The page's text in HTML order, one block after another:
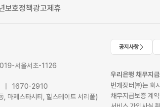
보호정책광고제휴
서울서초-1126
| 1670-2910
마제스타시티, 힐스테이트 서리풀)
공지사항
우리은행 채무지
번개장터㈜는 회
채무지급보증 계